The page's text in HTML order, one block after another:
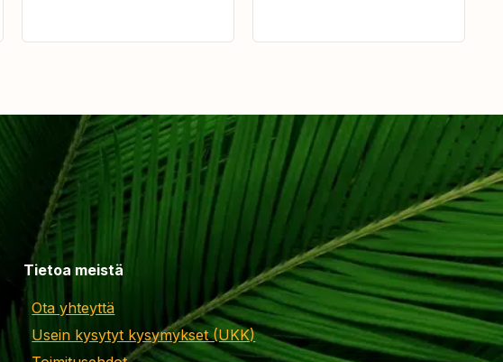
Tietoa meistä
Ota yhteyttä
Usein kysytyt kysymykset (UKK)